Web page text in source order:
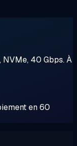
NVMe, 40 Gbps. À
en 60